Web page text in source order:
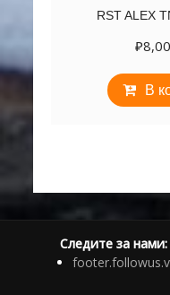
RST ALEX
₽
В
Следите за нами: